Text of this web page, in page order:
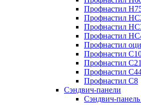
Профнастил
Профнастил
Профнастил
Профнастил
Профнастил
Профнастил
Профнастил С21
Профнастил
Профнастил С8
Сэндвич-панели
Сэндвич-панель